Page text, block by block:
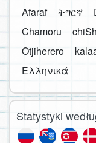
Afaraf
ትግርኛ
Chamoru
Otjiherero
Ελληνικά
Statystyki